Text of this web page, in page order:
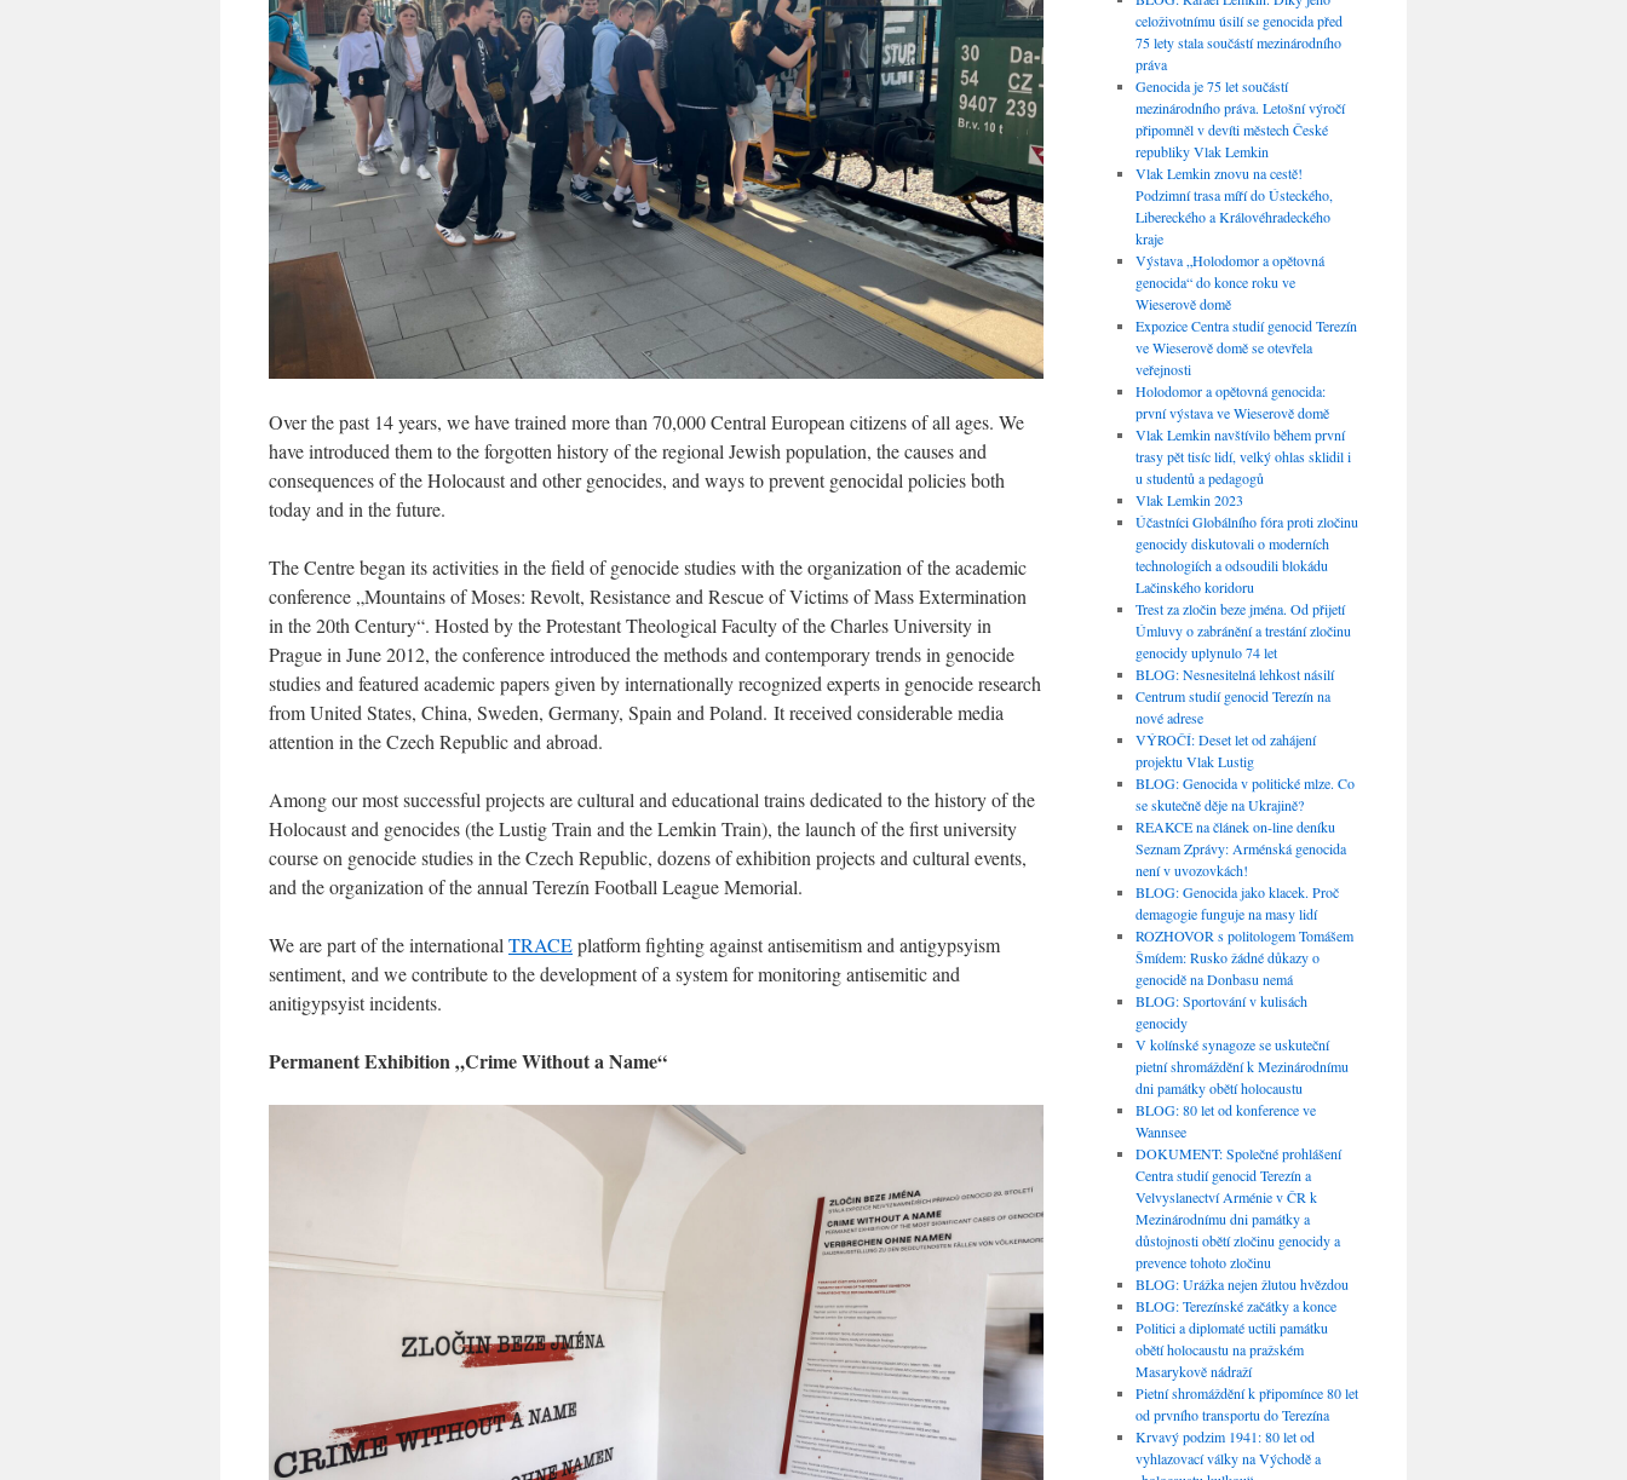
Over the past 14 years, we have trained more than 70,000 Central European citizens of all ages. We
have introduced them to the forgotten history of the regional Jewish population, the causes and
consequences of the Holocaust and other genocides, and ways to prevent genocidal policies both
today and in the future.
The Centre began its activities in the field of genocide studies with the organization of the academic
conference „Mountains of Moses: Revolt, Resistance and Rescue of Victims of Mass Extermination
in the 20th Century“. Hosted by the Protestant Theological Faculty of the Charles University in
Prague in June 2012, the conference introduced the methods and contemporary trends in genocide
studies and featured academic papers given by internationally recognized experts in genocide research
from United States, China, Sweden, Germany, Spain and Poland. It received considerable media
attention in the Czech Republic and abroad.
Among our most successful projects are cultural and educational trains dedicated to the history of the
Holocaust and genocides (the Lustig Train and the Lemkin Train), the launch of the first university
course on genocide studies in the Czech Republic, dozens of exhibition projects and cultural events,
and the organization of the annual Terezín Football League Memorial.
We are part of the international TRACEplatform fighting against antisemitism and antigypsyism
sentiment, and we contribute to the development of a system for monitoring antisemitic and
anitigypsyist incidents.
Permanent Exhibition „Crime Without a Name“
celoživotnímu úsilí se genocida před
75 lety stala součástí mezinárodního
práva
Genocida je 75 let součástí
mezinárodního práva. Letošní výročí
připomněl v devíti městech České
republiky Vlak Lemkin
Vlak Lemkin znovu na cestě!
Podzimní trasa míří do Ústeckého,
Libereckého a Královéhradeckého
kraje
Výstava „Holodomor a opětovná
genocida“ do konce roku ve
Wieserově domě
Expozice Centra studií genocid Terezín
ve Wieserově domě se otevřela
veřejnosti
Holodomor a opětovná genocida:
první výstava ve Wieserově domě
Vlak Lemkin navštívilo během první
trasy pět tisíc lidí, velký ohlas sklidil i
u studentů a pedagogů
Vlak Lemkin 2023
Účastníci Globálního fóra proti zločinu
genocidy diskutovali o moderních
technologiích a odsoudili blokádu
Lačinského koridoru
Trest za zločin beze jména. Od přijetí
Úmluvy o zabránění a trestání zločinu
genocidy uplynulo 74 let
BLOG: Nesnesitelná lehkost násilí
Centrum studií genocid Terezín na
nové adrese
VÝROČÍ: Deset let od zahájení
projektu Vlak Lustig
BLOG: Genocida v politické mlze. Co
se skutečně děje na Ukrajině?
REAKCE na článek on-line deníku
Seznam Zprávy: Arménská genocida
není v uvozovkách!
BLOG: Genocida jako klacek. Proč
demagogie funguje na masy lidí
ROZHOVOR s politologem Tomášem
Šmídem: Rusko žádné důkazy o
genocidě na Donbasu nemá
BLOG: Sportování v kulisách
genocidy
V kolínské synagoze se uskuteční
pietní shromáždění k Mezinárodnímu
dni památky obětí holocaustu
BLOG: 80 let od konference ve
Wannsee
DOKUMENT: Společné prohlášení
Centra studií genocid Terezín a
Velvyslanectví Arménie v ČR k
Mezinárodnímu dni památky a
důstojnosti obětí zločinu genocidy a
prevence tohoto zločinu
BLOG: Urážka nejen žlutou hvězdou
BLOG: Terezínské začátky a konce
Politici a diplomaté uctili památku
obětí holocaustu na pražském
Masarykově nádraží
Pietní shromáždění k připomínce 80 let
od prvního transportu do Terezína
Krvavý podzim 1941: 80 let od
vyhlazovací války na Východě a